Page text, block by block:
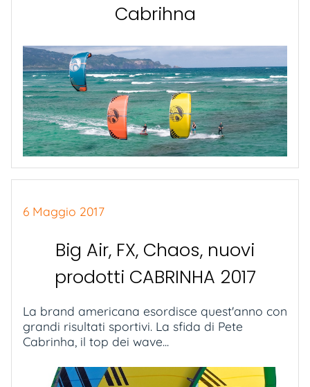
Cabrihna
6 Maggio 2017
Big Air, FX, Chaos, nuovi
prodotti CABRINHA 2017
La brand americana esordisce quest'anno con
grandi risultati sportivi. La sfida di Pete
Cabrinha, il top dei wave...